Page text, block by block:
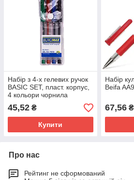
Набір з 4-х гелевих ручок
BASIC SET, пласт. корпус,
4 кольори чорнила
45,52 ₴
Купити
Набір
Beifa
67,56₴
Про нас
Рейтинг не сформований